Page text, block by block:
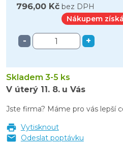
796,00 Kč bez DPH
Nákupem
- +
Skladem 3-5 ks
V úterý 11. 8. u Vás
Jste firma? Máme pro vás lepší
Vytisknout
Odeslat poptávku